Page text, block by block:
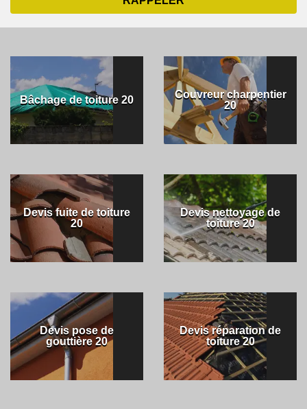
Bâchage de toiture 20
Couvreur charpentier
20
Devis fuite de toiture
20
Devis nettoyage de
toiture 20
Devis pose de
gouttière 20
Devis réparation de
toiture 20